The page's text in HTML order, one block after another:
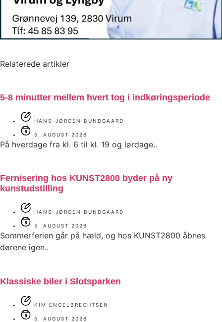
Relaterede artikler
5-8 minutter mellem hvert tog i indkøringsperiode
HANS-JØRGEN BUNDGAARD
5. AUGUST 2026
På hverdage fra kl. 6 til kl. 19 og lørdage..
Fernisering hos KUNST2800 byder på ny
kunstudstilling
HANS-JØRGEN BUNDGAARD
5. AUGUST 2026
Sommerferien går på hæld, og hos KUNST2800 åbnes
dørene igen..
Klassiske biler i Slotsparken
KIM ENGELBRECHTSEN
5. AUGUST 2026